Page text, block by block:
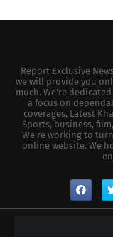
Report Exclusive
we will provide you
much. We're
a focus on
coverages, Latest
Sports, business,
We're working to
online website. We